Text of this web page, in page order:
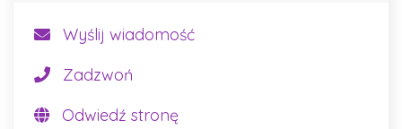
Wyślij wiadomość
Zadzwoń
Odwiedź stronę